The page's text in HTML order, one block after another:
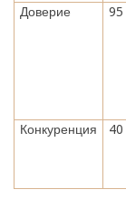
Доверие
95
Конкуренция
40